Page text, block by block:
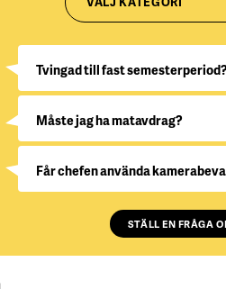
Tvingad till fast
Måste jag ha matavdrag?
Får chefen använda
STÄLL EN FRÅGA